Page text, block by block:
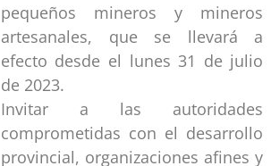
pequeños mineros y mineros
artesanales, que se llevará a
efecto desde el lunes 31 de julio
de 2023.
Invitar a las autoridades
comprometidas con el desarrollo
provincial, organizaciones afines y